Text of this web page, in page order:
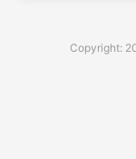
Copyright: